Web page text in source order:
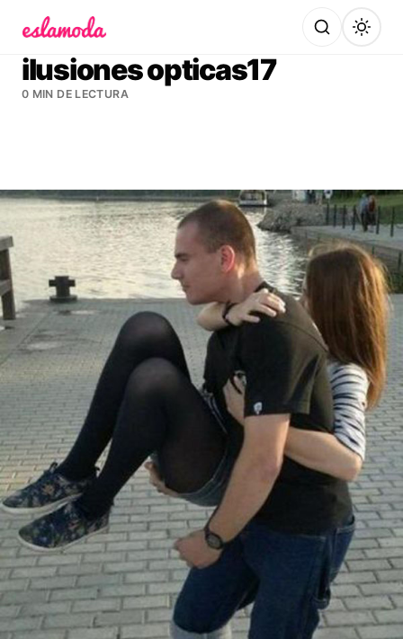
ilusiones opticas17
0 MIN DE LECTURA